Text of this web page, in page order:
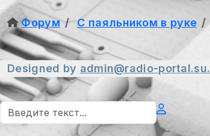
Форум
С паяльником в руке
Designed by admin@radio-portal.su.
Поиск